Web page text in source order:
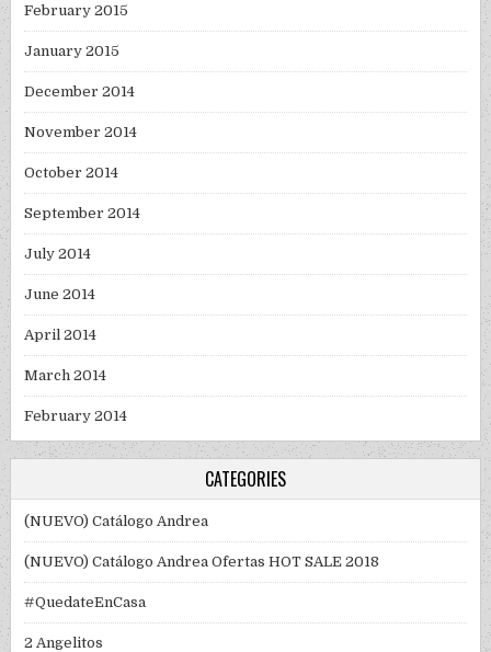
February 2015
January 2015
December 2014
November 2014
October 2014
September 2014
July 2014
June 2014
April 2014
March 2014
February 2014
CATEGORIES
(NUEVO) Catálogo Andrea
(NUEVO) Catálogo Andrea Ofertas HOT SALE 2018
#QuedateEnCasa
2 Angelitos